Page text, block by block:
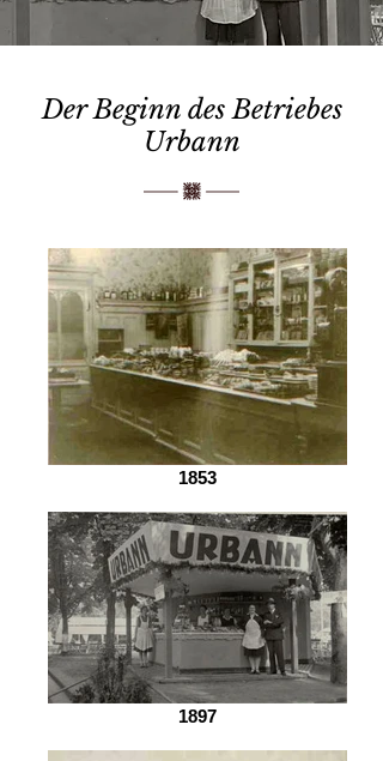
Der Beginn des Betriebes
Urbann
1853
1897